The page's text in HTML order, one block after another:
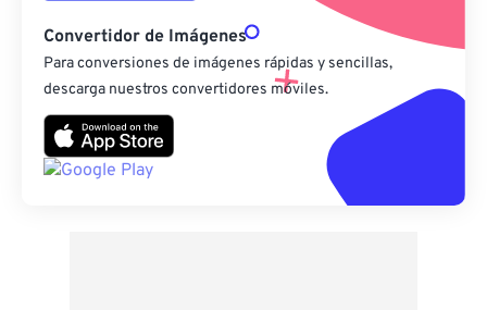
Convertidor de Imágenes
Para conversiones de imágenes rápidas y sencillas,
descarga nuestros convertidores móviles.